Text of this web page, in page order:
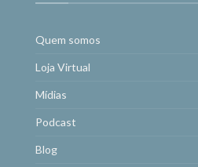
Quem somos
Loja Virtual
Mídias
Podcast
Blog